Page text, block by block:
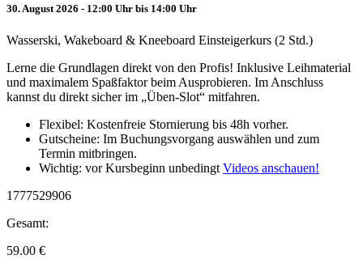
30. August 2026 - 12:00 Uhr bis 14:00 Uhr
Wasserski, Wakeboard & Kneeboard Einsteigerkurs (2 Std.)
Lerne die Grundlagen direkt von den Profis! Inklusive Leihmaterial
und maximalem Spaßfaktor beim Ausprobieren. Im Anschluss
kannst du direkt sicher im „Üben-Slot“ mitfahren.
Flexibel: Kostenfreie Stornierung bis 48h vorher.
Gutscheine: Im Buchungsvorgang auswählen und zum
Termin mitbringen.
Wichtig: vor Kursbeginn unbedingt Videos anschauen!
1777529906
Gesamt:
59.00 €